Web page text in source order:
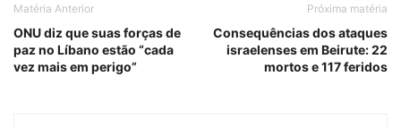
Matéria Anterior
ONU diz que suas forças de
paz no Líbano estão “cada
vez mais em perigo”
Próxima matéria
Consequências dos ataques
israelenses em Beirute: 22
mortos e 117 feridos